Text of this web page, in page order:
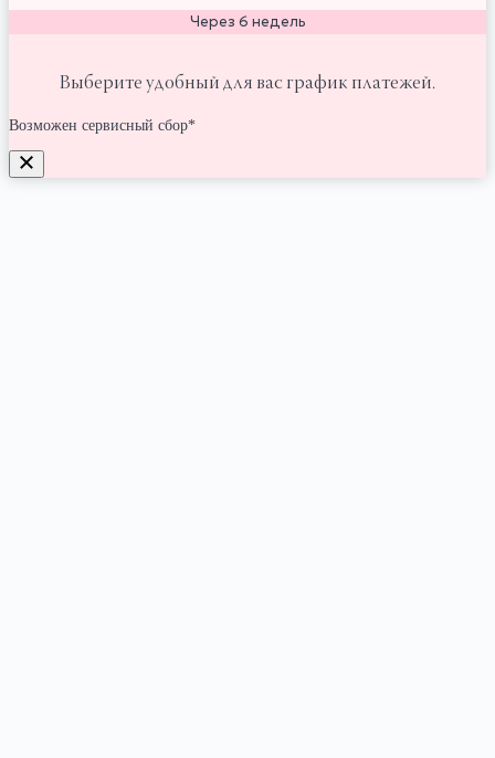
Через 6 недель
Выберите удобный для вас график платежей.
Возможен сервисный сбор*